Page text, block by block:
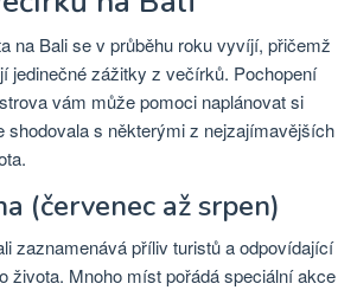
na Bali se v průběhu roku vyvíjí, přičemž
jedinečné zážitky z večírků. Pochopení
vám může pomoci naplánovat si
shodovala s některými z nejzajímavějších
(červenec až srpen)
zaznamenává příliv turistů a odpovídající
života. Mnoho míst pořádá speciální akce